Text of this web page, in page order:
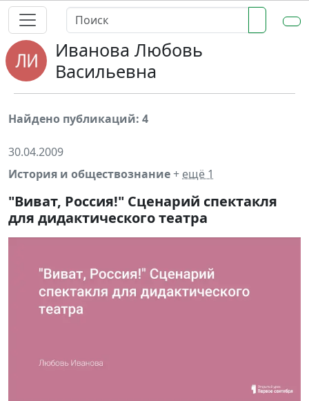
Иванова Любовь
Васильевна
Найдено публикаций: 4
30.04.2009
История и обществознание+ ещё 1
"Виват, Россия!" Сценарий спектакля
для дидактического театра